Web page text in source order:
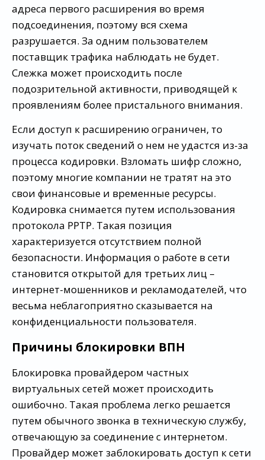
адреса первого расширения во время
подсоединения, поэтому вся схема
разрушается. За одним пользователем
поставщик трафика наблюдать не будет.
Слежка может происходить после
подозрительной активности, приводящей к
проявлениям более пристального внимания.
Если доступ к расширению ограничен, то
изучать поток сведений о нем не удастся из-за
процесса кодировки. Взломать шифр сложно,
поэтому многие компании не тратят на это
свои финансовые и временные ресурсы.
Кодировка снимается путем использования
протокола PPTP. Такая позиция
характеризуется отсутствием полной
безопасности. Информация о работе в сети
становится открытой для третьих лиц –
интернет-мошенников и рекламодателей, что
весьма неблагоприятно сказывается на
конфиденциальности пользователя.
Причины блокировки ВПН
Блокировка провайдером частных
виртуальных сетей может происходить
ошибочно. Такая проблема легко решается
путем обычного звонка в техническую службу,
отвечающую за соединение с интернетом.
Провайдер может заблокировать доступ к сети